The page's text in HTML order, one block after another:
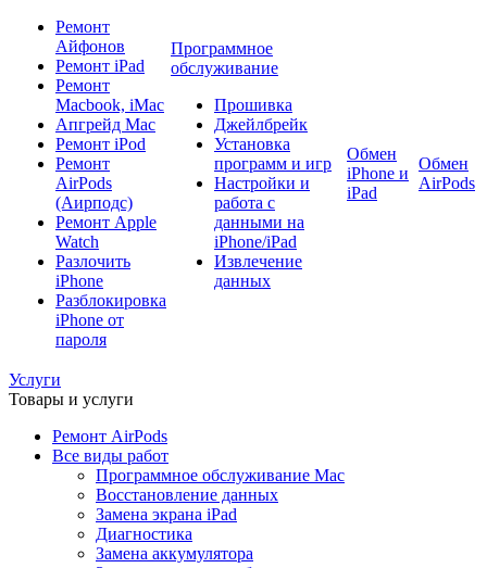
Ремонт
Айфонов
Ремонт iPad
Ремонт
Macbook, iMac
Апгрейд Mac
Ремонт iPod
Ремонт
AirPods
(Аирподс)
Ремонт Apple
Watch
Разлочить
iPhone
Разблокировка
iPhone от
пароля
Программное
обслуживание
Прошивка
Джейлбрейк
Установка
программ и игр
Настройки и
работа с
данными на
iPhone/iPad
Извлечение
данных
Обмен
iPhone и
iPad
Обмен
AirPods
Услуги
Товары и услуги
Ремонт AirPods
Все виды работ
Программное обслуживание Mac
Восстановление данных
Замена экрана iPad
Диагностика
Замена аккумулятора